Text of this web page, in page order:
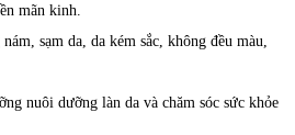
mãn kinh.
sạm da, da kém sắc, không đều màu,
nuôi dưỡng làn da và chăm sóc sức khỏe